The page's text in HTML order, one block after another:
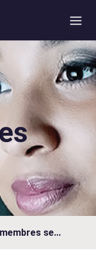
se...